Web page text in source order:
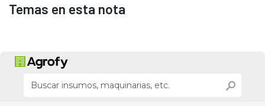
Temas en esta nota